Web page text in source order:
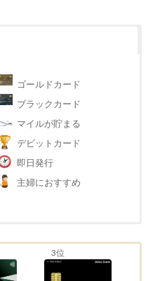
ゴールドカード
ブラックカード
マイルが貯まる
デビットカード
即日発行
主婦におすすめ
3位